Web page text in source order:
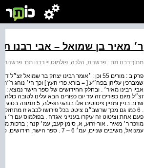
ר׳ מאיר בן שמואל – אבי רבנו
מתוך:רבנו תם : פרשנות, הלכה, פולמוס > רבנו תם: פרשנות,
פרק ב : מורים 55 וכן : ׳אומר רבינו יצחק בר
שמברכין עליהן בפה״ע [ = בורא פרי העץ ] וכך הי׳ נוהג
אביו רבינו מאיר׳ . ובחלק החידושים של ספר הישר נמצא :
זצ״ל מיום כפורים זה עד יום כפורים הבא עלינו לטובה
שרוב בניין ומניין
מוזכר ר׳ מאיר . אור-זרוע, א, סימן קעב, עמ׳ קנח ; ברכות
עמנואל, משיבים שניים, עמ׳ 6 – 7 . ספר הישר, חידושים, סימן ק, עמ׳ 70 . גם רשב...